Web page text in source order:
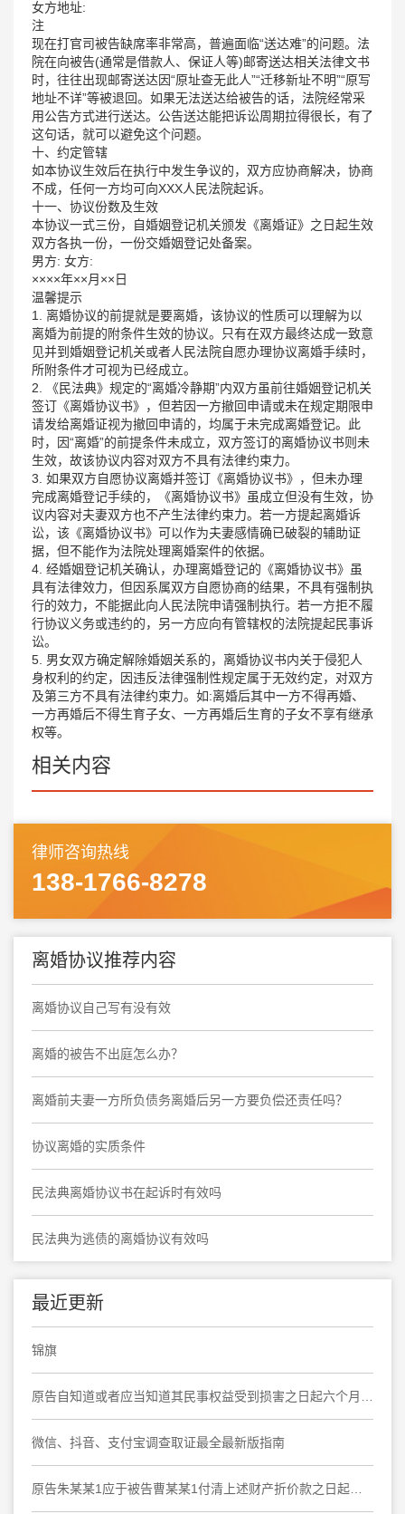
女方地址:
注
现在打官司被告缺席率非常高，普遍面临“送达难”的问题。法
院在向被告(通常是借款人、保证人等)邮寄送达相关法律文书
时，往往出现邮寄送达因“原址查无此人”“迁移新址不明”“原写
地址不详”等被退回。如果无法送达给被告的话，法院经常采
用公告方式进行送达。公告送达能把诉讼周期拉得很长，有了
这句话，就可以避免这个问题。
十、约定管辖
如本协议生效后在执行中发生争议的，双方应协商解决，协商
不成，任何一方均可向XXX人民法院起诉。
十一、协议份数及生效
本协议一式三份，自婚姻登记机关颁发《离婚证》之日起生效
双方各执一份，一份交婚姻登记处备案。
男方: 女方:
××××年××月××日
温馨提示
1. 离婚协议的前提就是要离婚，该协议的性质可以理解为以
离婚为前提的附条件生效的协议。只有在双方最终达成一致意
见并到婚姻登记机关或者人民法院自愿办理协议离婚手续时，
所附条件才可视为已经成立。
2. 《民法典》规定的“离婚冷静期”内双方虽前往婚姻登记机关
签订《离婚协议书》，但若因一方撤回申请或未在规定期限申
请发给离婚证视为撤回申请的，均属于未完成离婚登记。此
时，因“离婚”的前提条件未成立，双方签订的离婚协议书则未
生效，故该协议内容对双方不具有法律约束力。
3. 如果双方自愿协议离婚并签订《离婚协议书》，但未办理
完成离婚登记手续的，《离婚协议书》虽成立但没有生效，协
议内容对夫妻双方也不产生法律约束力。若一方提起离婚诉
讼，该《离婚协议书》可以作为夫妻感情确已破裂的辅助证
据，但不能作为法院处理离婚案件的依据。
4. 经婚姻登记机关确认，办理离婚登记的《离婚协议书》虽
具有法律效力，但因系属双方自愿协商的结果，不具有强制执
行的效力，不能据此向人民法院申请强制执行。若一方拒不履
行协议义务或违约的，另一方应向有管辖权的法院提起民事诉
讼。
5. 男女双方确定解除婚姻关系的，离婚协议书内关于侵犯人
身权利的约定，因违反法律强制性规定属于无效约定，对双方
及第三方不具有法律约束力。如:离婚后其中一方不得再婚、
一方再婚后不得生育子女、一方再婚后生育的子女不享有继承
权等。
相关内容
律师咨询热线
138-1766-8278
离婚协议推荐内容
离婚协议自己写有没有效
离婚的被告不出庭怎么办？
离婚前夫妻一方所负债务离婚后另一方要负偿还责任吗？
协议离婚的实质条件
民法典离婚协议书在起诉时有效吗
民法典为逃债的离婚协议有效吗
最近更新
锦旗
原告自知道或者应当知道其民事权益受到损害之日起六个月内提起诉讼，要求撤销民事调解书，于法有据
微信、抖音、支付宝调查取证最全最新版指南
原告朱某某1应于被告曹某某1付清上述财产折价款之日起十日内协助被告曹某某1办理上海市奉贤区大叶公路***弄***号***室房屋产权变更登记手续